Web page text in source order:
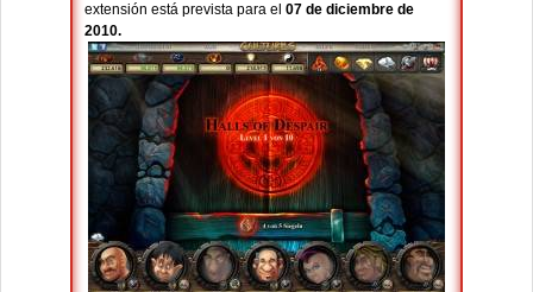
extensión está prevista para el 07 de diciembre de
2010.